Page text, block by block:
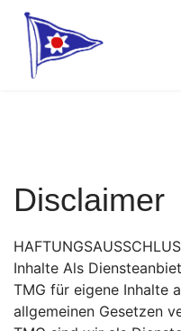
Disclaimer
Inhalte Als
TMG für eigene Inhalte
allgemeinen Gesetzen